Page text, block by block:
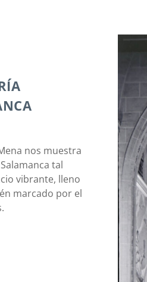
nos muestra
tal
vibrante, lleno
marcado por el